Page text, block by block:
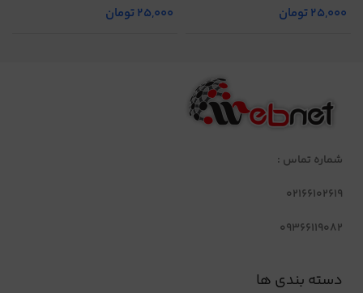
25,000تومان 25,000تومان
شماره تماس :
02166102619
09366119082
دسته بندی ها